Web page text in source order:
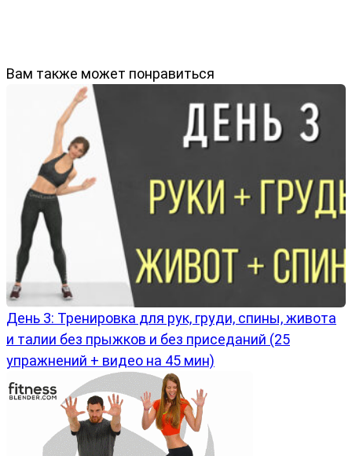
Вам также может понравиться
День 3: Тренировка для рук, груди, спины, живота
и талии без прыжков и без приседаний (25
упражнений + видео на 45 мин)